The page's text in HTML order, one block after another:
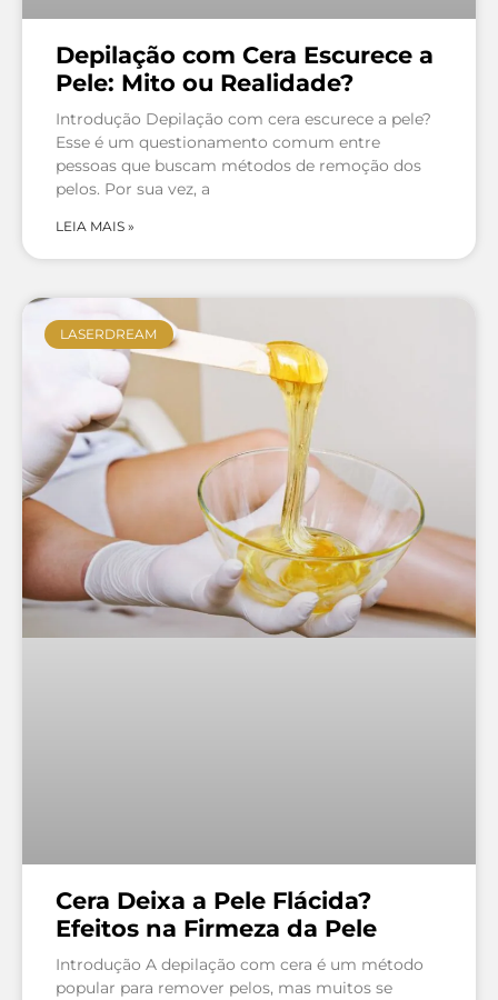
Depilação com Cera Escurece a
Pele: Mito ou Realidade?
Introdução Depilação com cera escurece a pele?
Esse é um questionamento comum entre
pessoas que buscam métodos de remoção dos
pelos. Por sua vez, a
LEIA MAIS »
LASERDREAM
Cera Deixa a Pele Flácida?
Efeitos na Firmeza da Pele
Introdução A depilação com cera é um método
popular para remover pelos, mas muitos se